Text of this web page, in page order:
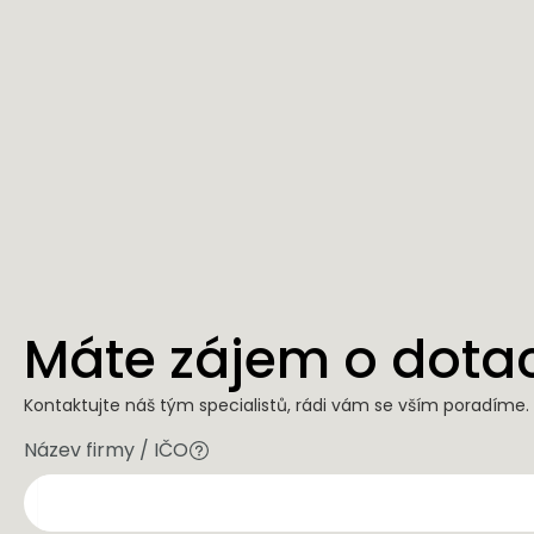
Máte zájem o
Kontaktujte náš tým specialistů, rádi vám se vším poradíme.
Název firmy / IČO